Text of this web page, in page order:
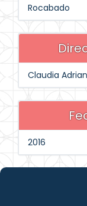
Rocabado
Claudia
2016